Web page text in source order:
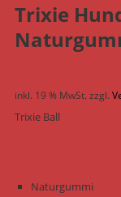
Trixie
inkl. 19 % MwSt. zzgl.
Trixie Ball
Naturgummi